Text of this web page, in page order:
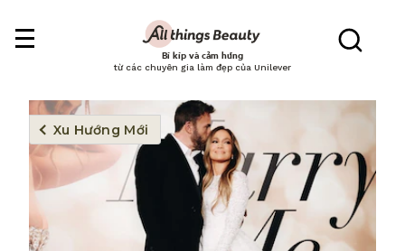
Bí kíp và cảm hứng
từ các chuyên gia làm đẹp của Unilever
Xu Hướng Mới